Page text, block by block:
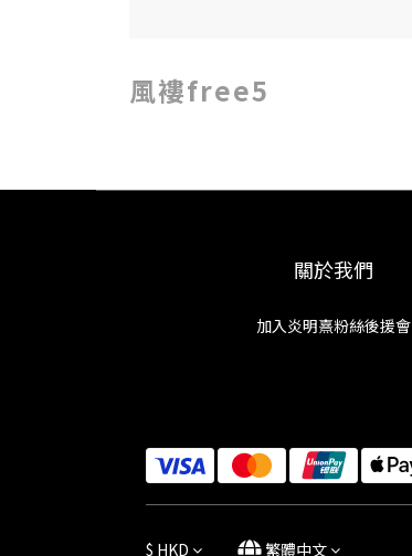
風褸free5
關於我們
加入炎明熹粉絲後援會
$ HKD 繁體中文